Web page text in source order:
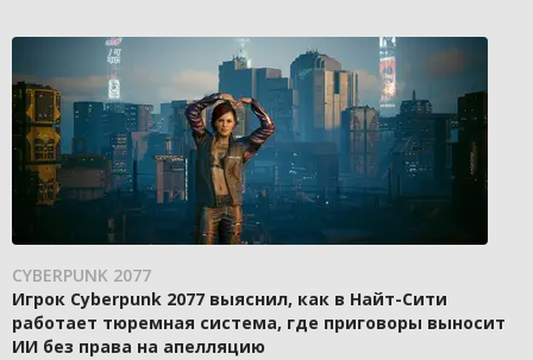
CYBERPUNK 2077
Игрок Cyberpunk 2077 выяснил, как в Найт-Сити
работает тюремная система, где приговоры выносит
ИИ без права на апелляцию